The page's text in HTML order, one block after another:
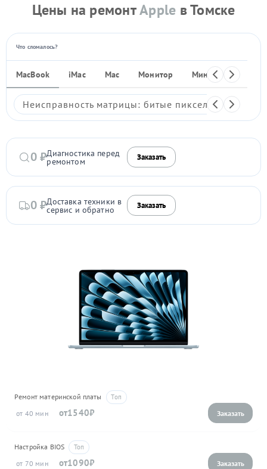
Цены на ремонтApple в Томске
Что сломалось?
MacBook iMac Mac Монитор Мини ПК
Неисправность матрицы: битые пиксели,
0 ₽Диагностика перед
ремонтом Заказать
0 ₽Доставка техники в
сервис и обратно Заказать
Ремонт материнской платы
40
1540
Настройка BIOS
70
1090